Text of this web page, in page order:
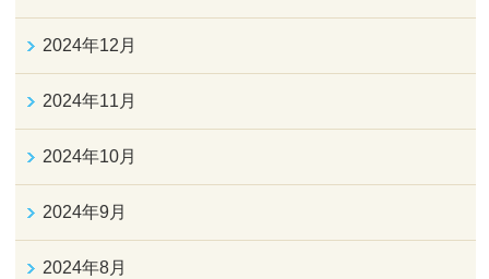
2024年12月
2024年11月
2024年10月
2024年9月
2024年8月